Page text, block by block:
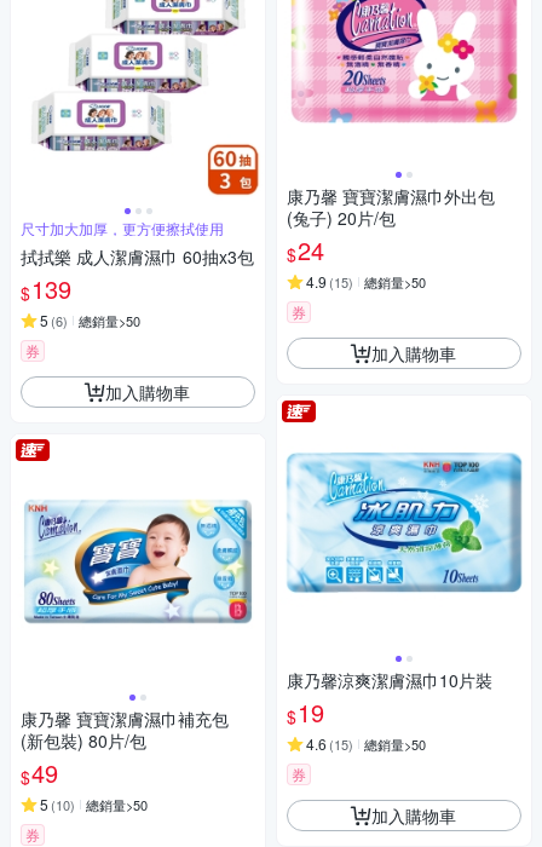
尺寸加大加厚，更方便擦拭使用
拭拭樂 成人潔膚濕巾 60抽x3包
$139
5 (6) 總銷量>50
券
加入購物車
康乃馨 寶寶潔膚濕巾補充包
(新包裝) 80片/包
$49
5 (10) 總銷量>50
券
康乃馨 寶寶潔膚濕巾外出包
(兔子) 20片/包
$24
4.9 (15) 總銷量>50
券
加入購物車
康乃馨涼爽潔膚濕巾10片裝
$19
4.6 (15) 總銷量>50
券
加入購物車